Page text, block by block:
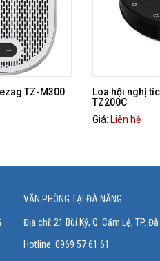
TZ-M300
Loa hội nghị
TZ200C
Giá: Liên hệ
VĂN PHÒNG TẠI ĐÀ NẴNG
Địa chỉ: 21 Bùi Kỷ, Q. Cẩm Lệ, TP.
Hotline: 0969 57 61 61